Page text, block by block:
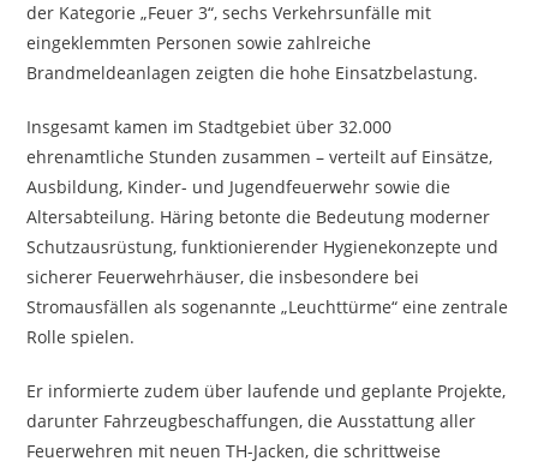
der Kategorie „Feuer 3“, sechs Verkehrsunfälle mit
eingeklemmten Personen sowie zahlreiche
Brandmeldeanlagen zeigten die hohe Einsatzbelastung.
Insgesamt kamen im Stadtgebiet über 32.000
ehrenamtliche Stunden zusammen – verteilt auf Einsätze,
Ausbildung, Kinder- und Jugendfeuerwehr sowie die
Altersabteilung. Häring betonte die Bedeutung moderner
Schutzausrüstung, funktionierender Hygienekonzepte und
sicherer Feuerwehrhäuser, die insbesondere bei
Stromausfällen als sogenannte „Leuchttürme“ eine zentrale
Rolle spielen.
Er informierte zudem über laufende und geplante Projekte,
darunter Fahrzeugbeschaffungen, die Ausstattung aller
Feuerwehren mit neuen TH-Jacken, die schrittweise